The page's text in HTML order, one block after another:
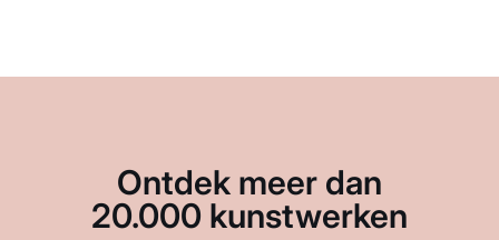
Ontdek meer dan
20.000 kunstwerken